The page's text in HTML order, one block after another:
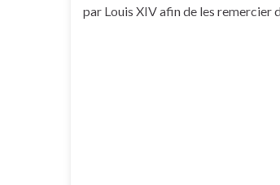
par Louis XIV afin de les remercier